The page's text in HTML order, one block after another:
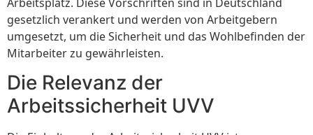
gesetzlich verankert und werden von Arbeitgebern
umgesetzt, um die Sicherheit und das Wohlbefinden der
Mitarbeiter zu gewährleisten.
Die Relevanz der
Arbeitssicherheit UVV